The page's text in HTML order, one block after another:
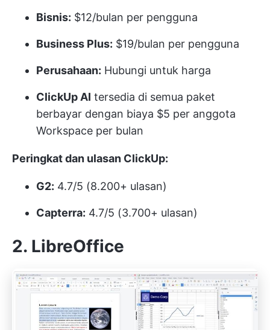
Bisnis: $12/bulan per pengguna
Business Plus: $19/bulan per pengguna
Perusahaan: Hubungi untuk harga
ClickUp AI tersedia di semua paket
berbayar dengan biaya $5 per anggota
Workspace per bulan
Peringkat dan ulasan ClickUp:
G2: 4.7/5 (8.200+ ulasan)
Capterra: 4.7/5 (3.700+ ulasan)
2. LibreOffice